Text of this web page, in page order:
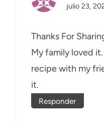
julio 23,
Thanks For
My family loved
recipe with my
it.
Responder